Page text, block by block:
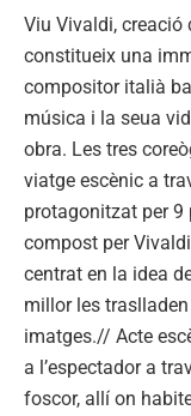
Viu Vivaldi, creació
constitueix una
compositor italià
música i la seua
obra. Les tres
viatge escènic a
protagonitzat per 9
compost per
centrat en la idea
millor les
imatges.// Acte
a l’espectador a
foscor, allí on